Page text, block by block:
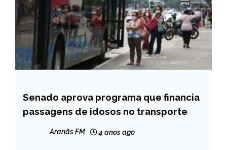
BRASIL
NOTÍCIAS
Senado aprova programa que financia
passagens de idosos no transporte
Aranãs FM 4 anos ago